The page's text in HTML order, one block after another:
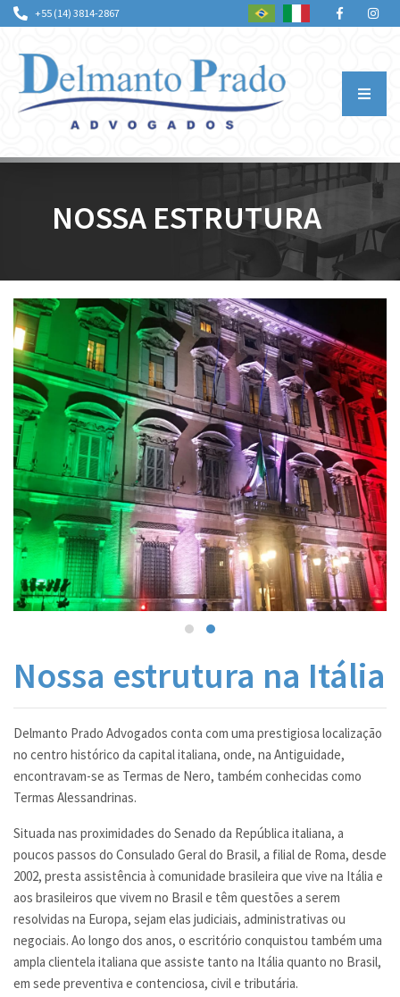
+55 (14) 3814-2867
ÁREAS DE ATUAÇÃO
PROFISSIONAIS
NOTÍCIAS
CONTATO
LINKS
NOSSA ESTRUTURA
Nossa estrutura na Itália
Delmanto Prado Advogados conta com uma prestigiosa localização
no centro histórico da capital italiana, onde, na Antiguidade,
encontravam-se as Termas de Nero, também conhecidas como
Termas Alessandrinas.
Situada nas proximidades do Senado da República italiana, a
poucos passos do Consulado Geral do Brasil, a filial de Roma, desde
2002, presta assistência à comunidade brasileira que vive na Itália e
aos brasileiros que vivem no Brasil e têm questões a serem
resolvidas na Europa, sejam elas judiciais, administrativas ou
negociais. Ao longo dos anos, o escritório conquistou também uma
ampla clientela italiana que assiste tanto na Itália quanto no Brasil,
em sede preventiva e contenciosa, civil e tributária.